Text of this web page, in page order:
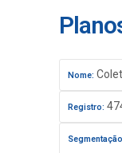
Nome:
Registro: